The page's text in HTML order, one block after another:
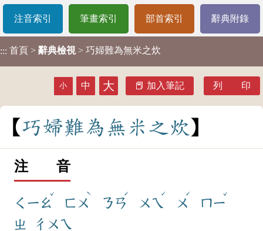
注音索引 筆畫索引 部首索引 辭典附錄
::: 首頁 > 辭典檢視 > 巧婦難為無米之炊
小 中 大 加入筆記 列 印
巧婦難為 無 米之 炊
注 音
ㄑㄧㄠ
ˇ
ㄈㄨ
ˋ
ㄋㄢ
ˊ
ㄨㄟ
ˊ
ㄨ
ˊ
ㄇㄧ
ˇ
ㄓ ㄔㄨㄟ